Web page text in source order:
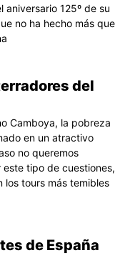
aniversario 125º de su
no ha hecho más que
del
Camboya, la pobreza
en un atractivo
no queremos
tipo de cuestiones,
los tours más temibles
de España